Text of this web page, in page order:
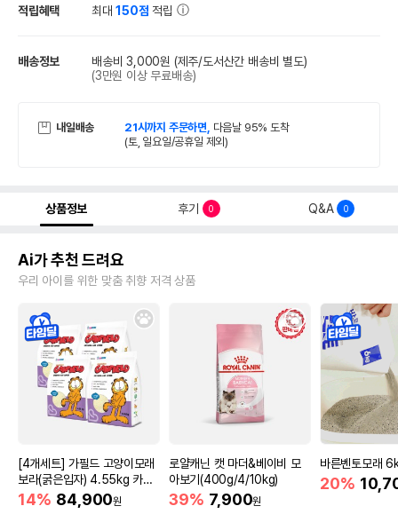
적립혜택 최대150점 적립
배송정보 배송비 3,000원 (제주/도서산간 배송비 별도)
(3만원 이상 무료배송)
내일배송 21시까지 주문하면, 다음날 95% 도착
(토, 일요일/공휴일 제외)
상품정보 후기 0 Q&A 0
Ai가 추천 드려요
우리 아이를 위한 맞춤 취향 저격 상품
[4개세트] 가필드 고양이모래
보라(굵은입자) 4.55kg 카사
바모래
14% 84,900원
로얄캐닌 캣 마더&베이비 모
아보기(400g/4/10kg)
39% 7,900원
바른벤토모래
20%